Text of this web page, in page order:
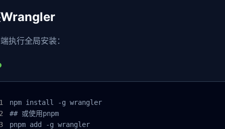
执行全局安装：
npm install -g wrangler
## 或使用pnpm
pnpm add -g wrangler